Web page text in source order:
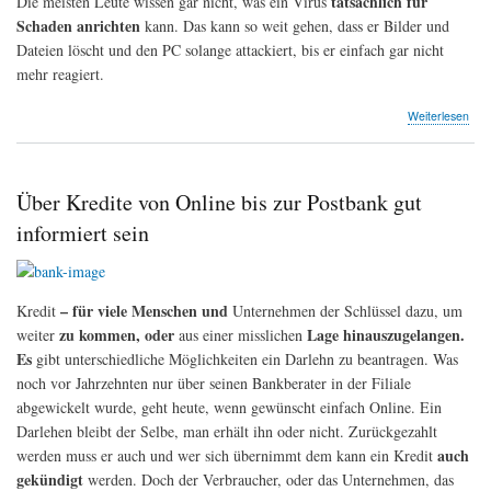
Schaden anrichten kann. Das kann so weit gehen, dass er Bilder und
Dateien löscht und den PC solange attackiert, bis er einfach gar nicht
mehr reagiert.
Weiterlesen
Über Kredite von Online bis zur Postbank gut
informiert sein
Kredit – für viele Menschen und Unternehmen der Schlüssel dazu, um
weiter zu kommen, oder aus einer misslichen Lage hinauszugelangen.
Es gibt unterschiedliche Möglichkeiten ein Darlehn zu beantragen. Was
noch vor Jahrzehnten nur über seinen Bankberater in der Filiale
abgewickelt wurde, geht heute, wenn gewünscht einfach Online. Ein
Darlehen bleibt der Selbe, man erhält ihn oder nicht. Zurückgezahlt
werden muss er auch und wer sich übernimmt dem kann ein Kredit auch
gekündigt werden. Doch der Verbraucher, oder das Unternehmen, das